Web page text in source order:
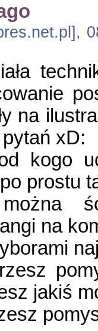
na
xD:
kogo
prostu
na
jakiś